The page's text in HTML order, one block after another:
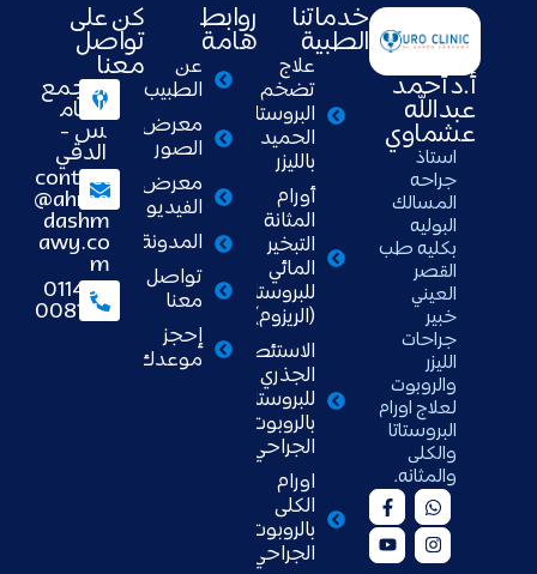
أ.د أحمد
عبدالله
عشماوي
استاذ
جراحه
المسالك
البوليه
بكليه طب
القصر
العيني
خبير
جراحات
الليزر
والروبوت
لعلاج اورام
البروستاتا
والكلى
والمثانه.
خدماتنا
الطبية
علاج
تضخم
البروستاتا
الحميد
بالليزر
أورام
المثانة
التبخير
المائي
للبروستاتا
(الريزوم)
الاستئصال
الجذري
للبروستاتا
بالروبوت
الجراحي
اورام
الكلى
بالروبوت
الجراحي
روابط
هامة
عن
الطبيب
معرض
الصور
معرض
الفيديو
المدونة
تواصل
معنا
إحجز
موعدك
كن على
تواصل
معنا
التجمع
الخام
س -
الدقي
contact
@ahme
dashm
awy.co
m
01148
008111